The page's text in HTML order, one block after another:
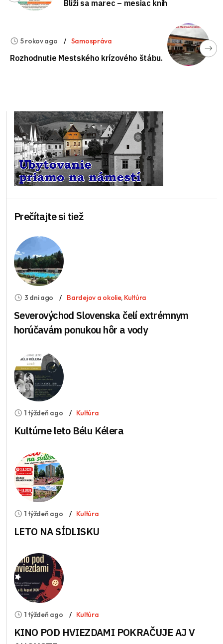
Blíži sa marec – mesiac kníh
5 rokov ago Samospráva
Rozhodnutie Mestského krízového štábu.
Prečítajte si tiež
3 dni ago Bardejov a okolie, Kultúra
Severovýchod Slovenska čelí extrémnym
horúčavám ponukou hôr a vody
1 týždeň ago Kultúra
Kultúrne leto Bélu Kélera
1 týždeň ago Kultúra
LETO NA SÍDLISKU
1 týždeň ago Kultúra
KINO POD HVIEZDAMI POKRAČUJE AJ V